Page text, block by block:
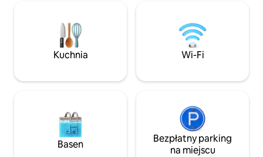
kiedy tylko zechcesz. Poznaj spokojny
wypoczynek nad Morzem Egejskim
w Magicznej Dolinie, na drodze Efez-
Mimas, gdzie krzyżują się winnice i gaje
i naturą.
włączone do
Kuchnia Wi-Fi
Basen
Bezpłatny parking
na miejscu